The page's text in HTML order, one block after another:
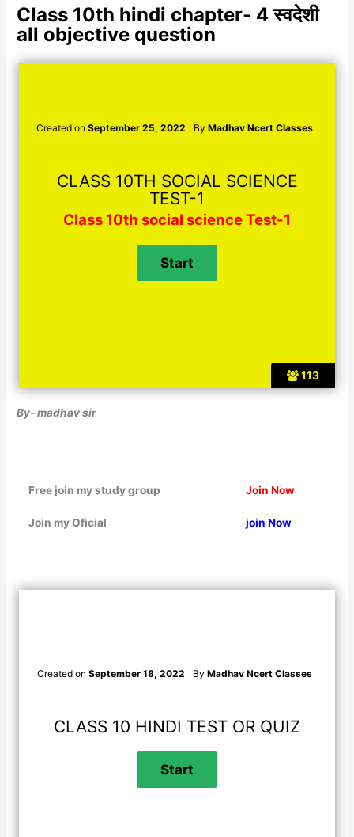
Class 10th hindi chapter- 4 स्वदेशी
all objective question
113
Created on September 25, 2022 By Madhav Ncert Classes
CLASS 10TH SOCIAL SCIENCE
TEST-1
Class 10th social science Test-1
By- madhav sir
Free join my study group Join Now
Join my Oficial join Now
Created on September 18, 2022 By Madhav Ncert Classes
CLASS 10 HINDI TEST OR QUIZ